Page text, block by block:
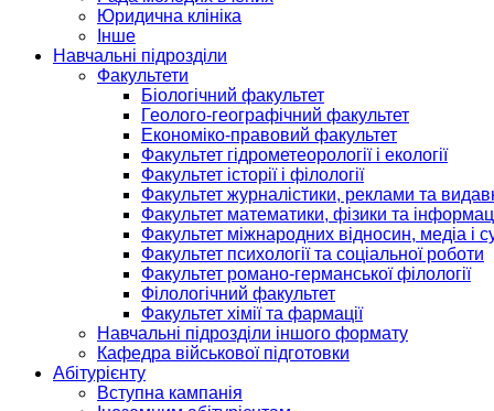
Юридична клініка
Інше
Навчальні підрозділи
Факультети
Біологічний факультет
Геолого-географічний факультет
Економіко-правовий факультет
Факультет гідрометеорології і екології
Факультет історії і філології
Факультет журналістики, реклами та
Факультет математики, фізики та
Факультет міжнародних відносин, медіа і
Факультет психології та соціальної роботи
Факультет романо-германської філології
Філологічний факультет
Факультет хімії та фармації
Навчальні підрозділи іншого формату
Кафедра військової підготовки
Абітурієнту
Вступна кампанія